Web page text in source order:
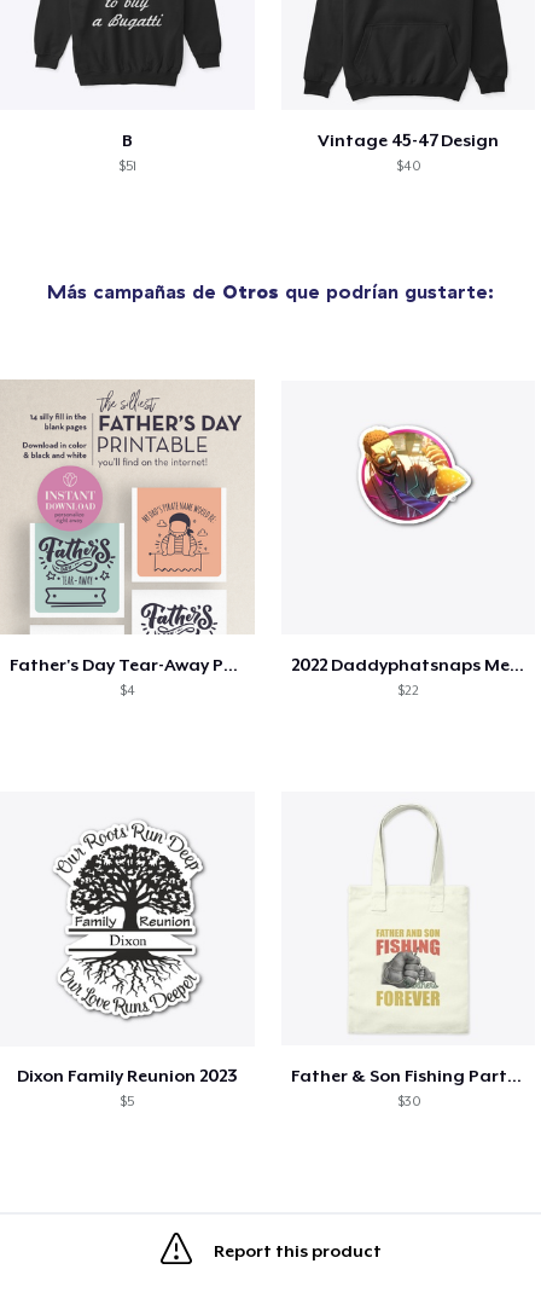
B
$51
Vintage 45-47 Design
$40
Más campañas de Otros que podrían gustarte:
Father's Day Tear-Away Printable
$4
2022 Daddyphatsnaps Merch
$22
Dixon Family Reunion 2023
$5
Father & Son Fishing Partners Forever
$30
Report this product